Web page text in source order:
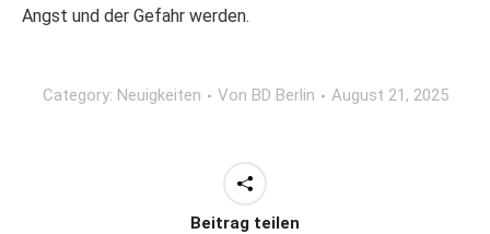
Angst und der Gefahr werden.
Category: Neuigkeiten Von BD Berlin August 21, 2025
Beitrag teilen